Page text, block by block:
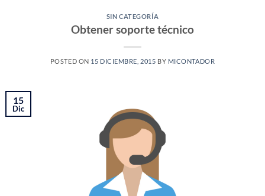
SIN CATEGORÍA
Obtener soporte técnico
POSTED ON 15 DICIEMBRE, 2015 BY MICONTADOR
15
Dic